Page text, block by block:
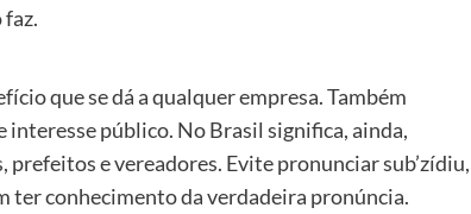
faz.
que se dá a qualquer empresa. Também
público. No Brasil significa, ainda,
e vereadores. Evite pronunciar sub’zídiu,
ter conhecimento da verdadeira pronúncia.